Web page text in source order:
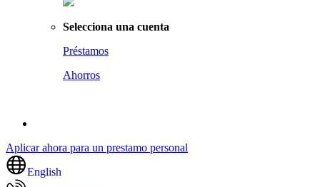
Selecciona una cuenta
Préstamos
Ahorros
Aplicar ahora para un prestamo personal
English